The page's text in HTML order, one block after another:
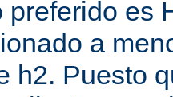
preferido es
a
h2. Puesto